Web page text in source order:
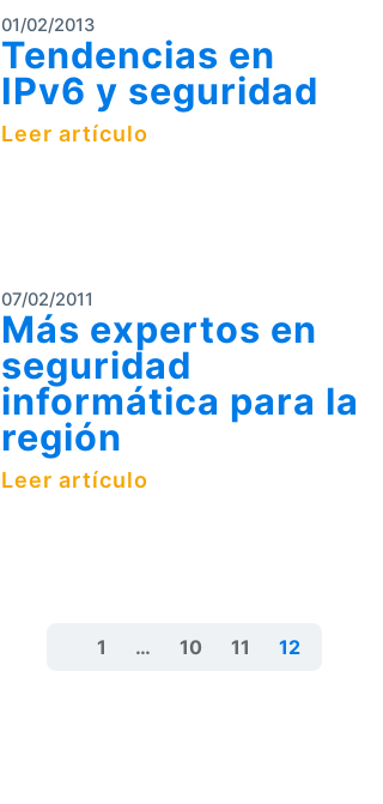
01/02/2013
Tendencias en
IPv6 y seguridad
Leer artículo
07/02/2011
Más expertos en
seguridad
informática para la
región
Leer artículo
1 … 10 11 12